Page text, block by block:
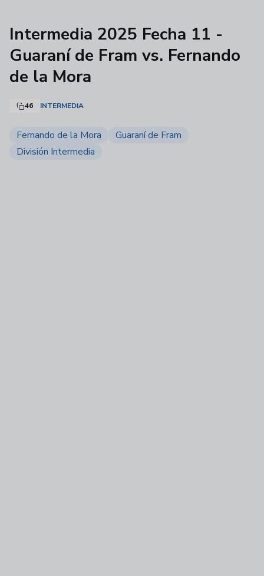
Intermedia 2025 Fecha 11 -
Guaraní de Fram vs. Fernando
de la Mora
46 INTERMEDIA
Fernando de la Mora
Guaraní de Fram
División Intermedia